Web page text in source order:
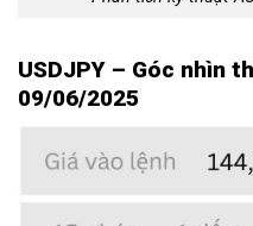
USDJPY – Góc nhìn
09/06/2025